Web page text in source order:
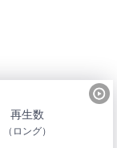
再生数
（ロング）